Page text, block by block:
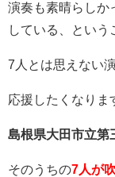
演奏も素晴らしか
している、という
7人とは思えない
応援したくなりま
島根県大田市立第
そのうちの7人が